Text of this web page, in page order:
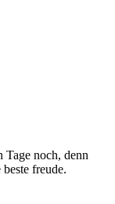
Tage noch, denn
freude.